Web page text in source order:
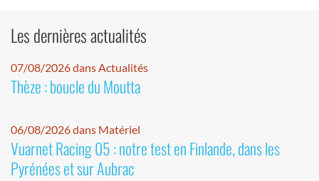
Les dernières actualités
07/08/2026 dans Actualités
Thèze : boucle du Moutta
06/08/2026 dans Matériel
Vuarnet Racing 05 : notre test en Finlande, dans les
Pyrénées et sur Aubrac